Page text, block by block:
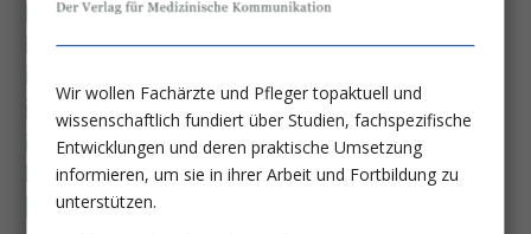
hämodynamische optimierung
immundysfunktion
immunosep-studie
intensiv-news intensivmedizin
intensivstation intensivversorgung
kdigo-leitlinien lebernekrose
leberzirrhose
Wir wollen Fachärzte und Pfleger topaktuell und
wissenschaftlich fundiert über Studien, fachspezifische
Entwicklungen und deren praktische Umsetzung
informieren, um sie in ihrer Arbeit und Fortbildung zu
unterstützen.